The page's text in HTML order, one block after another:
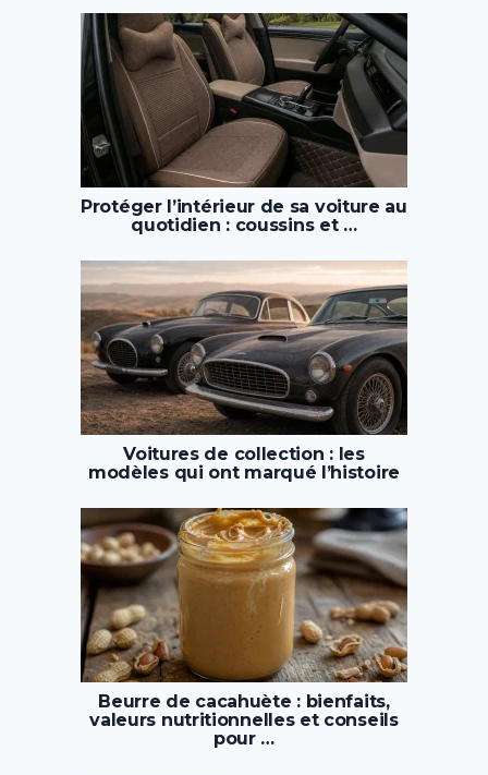
Protéger l’intérieur de sa voiture au
quotidien : coussins et …
Voitures de collection : les
modèles qui ont marqué l’histoire
Beurre de cacahuète : bienfaits,
valeurs nutritionnelles et conseils
pour …